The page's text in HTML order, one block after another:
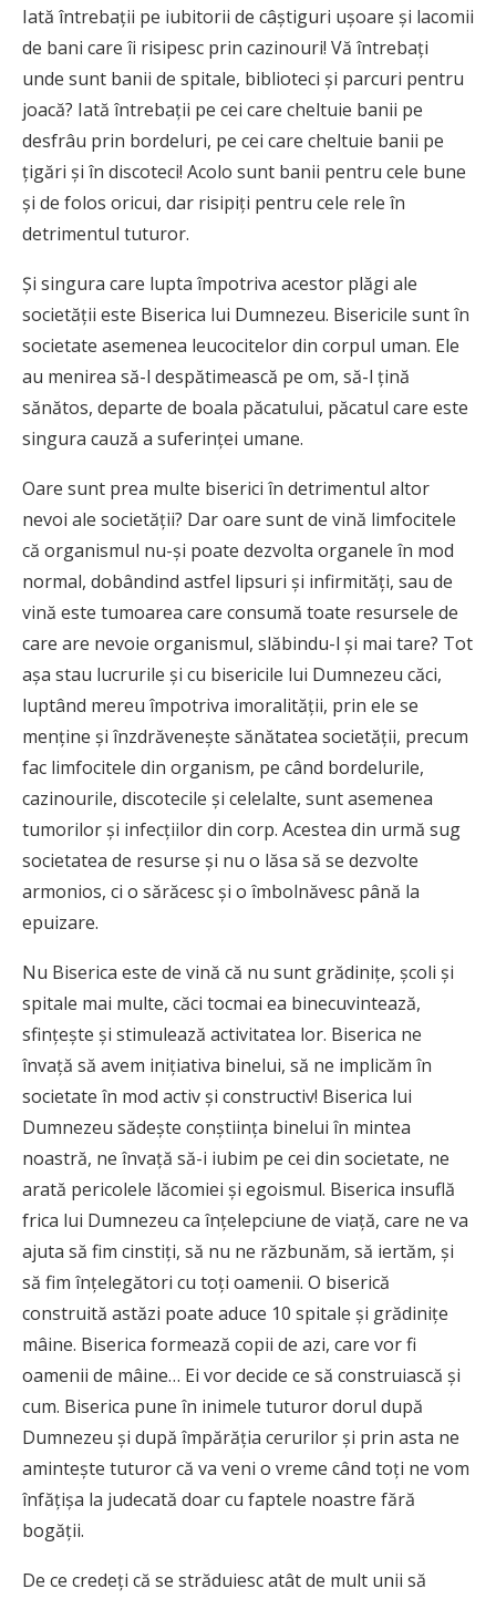
Iată întrebaţii pe iubitorii de câştiguri uşoare şi lacomii
de bani care îi risipesc prin cazinouri! Vă întrebaţi
unde sunt banii de spitale, biblioteci şi parcuri pentru
joacă? Iată întrebaţii pe cei care cheltuie banii pe
desfrâu prin bordeluri, pe cei care cheltuie banii pe
ţigări şi în discoteci! Acolo sunt banii pentru cele bune
şi de folos oricui, dar risipiţi pentru cele rele în
detrimentul tuturor.
Şi singura care lupta împotriva acestor plăgi ale
societăţii este Biserica lui Dumnezeu. Bisericile sunt în
societate asemenea leucocitelor din corpul uman. Ele
au menirea să-l despătimească pe om, să-l ţină
sănătos, departe de boala păcatului, păcatul care este
singura cauză a suferinţei umane.
Oare sunt prea multe biserici în detrimentul altor
nevoi ale societăţii? Dar oare sunt de vină limfocitele
că organismul nu-şi poate dezvolta organele în mod
normal, dobândind astfel lipsuri şi infirmităţi, sau de
vină este tumoarea care consumă toate resursele de
care are nevoie organismul, slăbindu-l şi mai tare? Tot
aşa stau lucrurile şi cu bisericile lui Dumnezeu căci,
luptând mereu împotriva imoralităţii, prin ele se
menţine şi înzdrăveneşte sănătatea societăţii, precum
fac limfocitele din organism, pe când bordelurile,
cazinourile, discotecile şi celelalte, sunt asemenea
tumorilor şi infecţiilor din corp. Acestea din urmă sug
societatea de resurse şi nu o lăsa să se dezvolte
armonios, ci o sărăcesc şi o îmbolnăvesc până la
epuizare.
Nu Biserica este de vină că nu sunt grădiniţe, şcoli şi
spitale mai multe, căci tocmai ea binecuvintează,
sfinţeşte şi stimulează activitatea lor. Biserica ne
învaţă să avem iniţiativa binelui, să ne implicăm în
societate în mod activ şi constructiv! Biserica lui
Dumnezeu sădeşte conştiinţa binelui în mintea
noastră, ne învaţă să-i iubim pe cei din societate, ne
arată pericolele lăcomiei şi egoismul. Biserica insuflă
frica lui Dumnezeu ca înţelepciune de viaţă, care ne va
ajuta să fim cinstiţi, să nu ne răzbunăm, să iertăm, şi
să fim înţelegători cu toţi oamenii. O biserică
construită astăzi poate aduce 10 spitale şi grădiniţe
mâine. Biserica formează copii de azi, care vor fi
oamenii de mâine… Ei vor decide ce să construiască şi
cum. Biserica pune în inimele tuturor dorul după
Dumnezeu şi după împărăţia cerurilor şi prin asta ne
aminteşte tuturor că va veni o vreme când toţi ne vom
înfăţişa la judecată doar cu faptele noastre fără
bogăţii.
De ce credeţi că se străduiesc atât de mult unii să